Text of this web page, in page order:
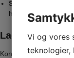
Skræddersyet
hensyn, der gælder
Lad os hjælpe
Kontakt os allerede i
Vi og vores
teknologier,